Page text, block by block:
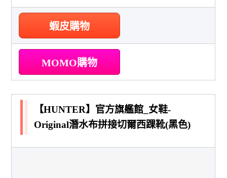
蝦皮購物
MOMO購物
【HUNTER】官方旗艦館_女鞋-
Original潛水布拼接切爾西踝靴(黑色)